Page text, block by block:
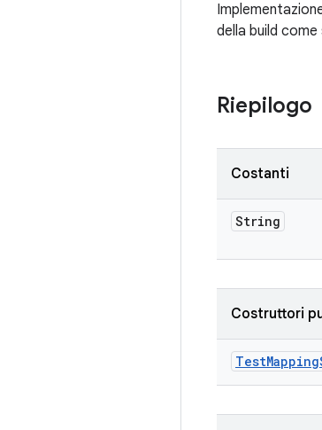
della build come
Riepilogo
Costanti
String
Costruttori
TestMapping